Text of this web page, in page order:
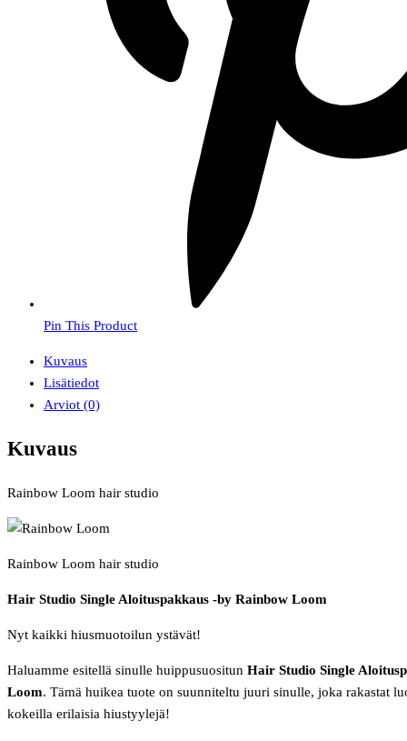
Pin This Product
Kuvaus
Lisätiedot
Arviot (0)
Kuvaus
Rainbow Loom hair studio
Rainbow Loom hair studio
Hair Studio Single Aloituspakkaus -by Rainbow Loom
Nyt kaikki hiusmuotoilun ystävät!
Haluamme esitellä sinulle huippusuositun Hair Studio Single
Loom. Tämä huikea tuote on suunniteltu juuri sinulle, joka rakastat
kokeilla erilaisia hiustyylejä!